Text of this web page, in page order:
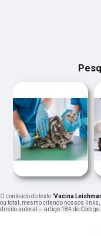
‹
O conteúdo do texto "Vacina
ou total, mesmo citando nossos
direito autoral – artigo 184 do Código